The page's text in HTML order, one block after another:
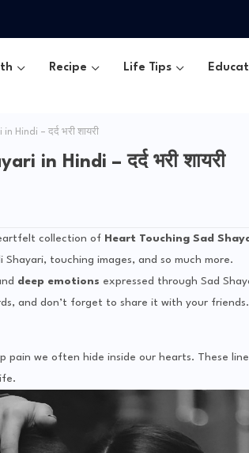
Recipe Life Tips
Hindi – दर्द भरी शायरी
in Hindi – दर्द भरी शायरी
collection of Heart Touching Sad
touching images, and so much more.
deep emotions expressed through Sad
and don’t forget to share it with your friends.
pain we often hide inside our hearts. These